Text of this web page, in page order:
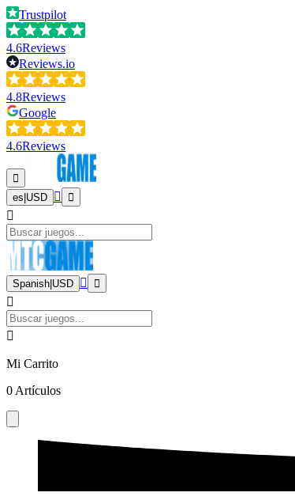
Trustpilot
4.6Reviews
Reviews.io
4.8Reviews
Google
4.6Reviews
es USD
Spanish USD
Mi Carrito
0 Artículos